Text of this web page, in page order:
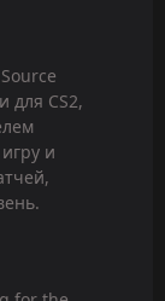
для CS2,
и